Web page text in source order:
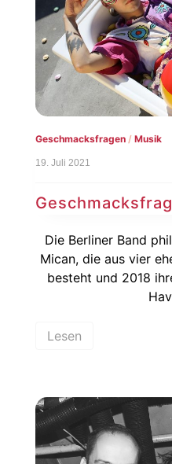
Geschmacksfragen/ Musik
19. Juli 2021
Die Berliner Band
Mican, die aus vier
besteht und 2018
Lesen